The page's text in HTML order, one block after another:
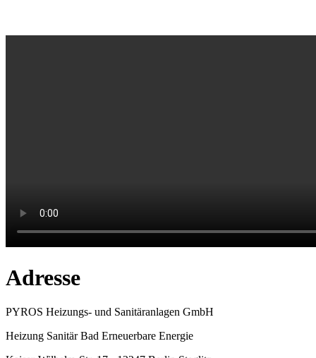
Adresse
PYROS Heizungs- und Sanitäranlagen GmbH
Heizung Sanitär Bad Erneuerbare Energie